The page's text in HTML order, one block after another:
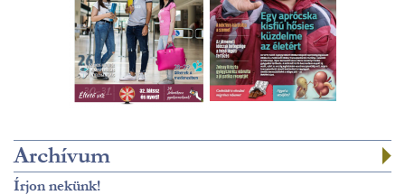
Archívum
Írjon nekünk!